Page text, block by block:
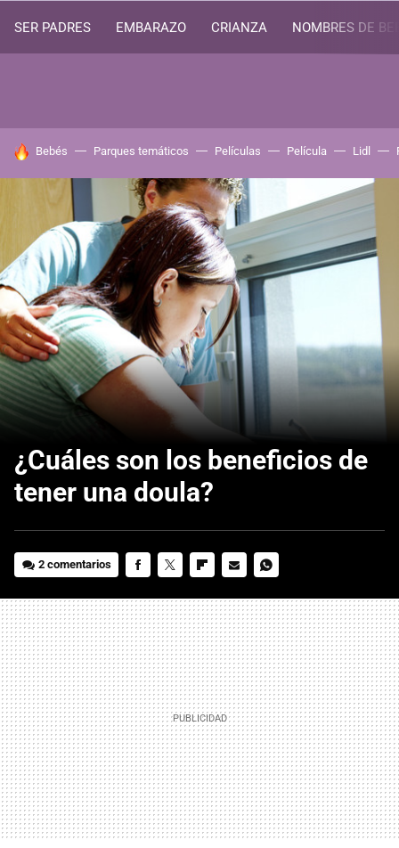
SER PADRES EMBARAZO CRIANZA NOMBRES DE
HOY SE HABLA DE
Bebés Parques temáticos Películas Película Lidl
¿Cuáles son los beneficios de
tener una doula?
2 comentarios
MAIL